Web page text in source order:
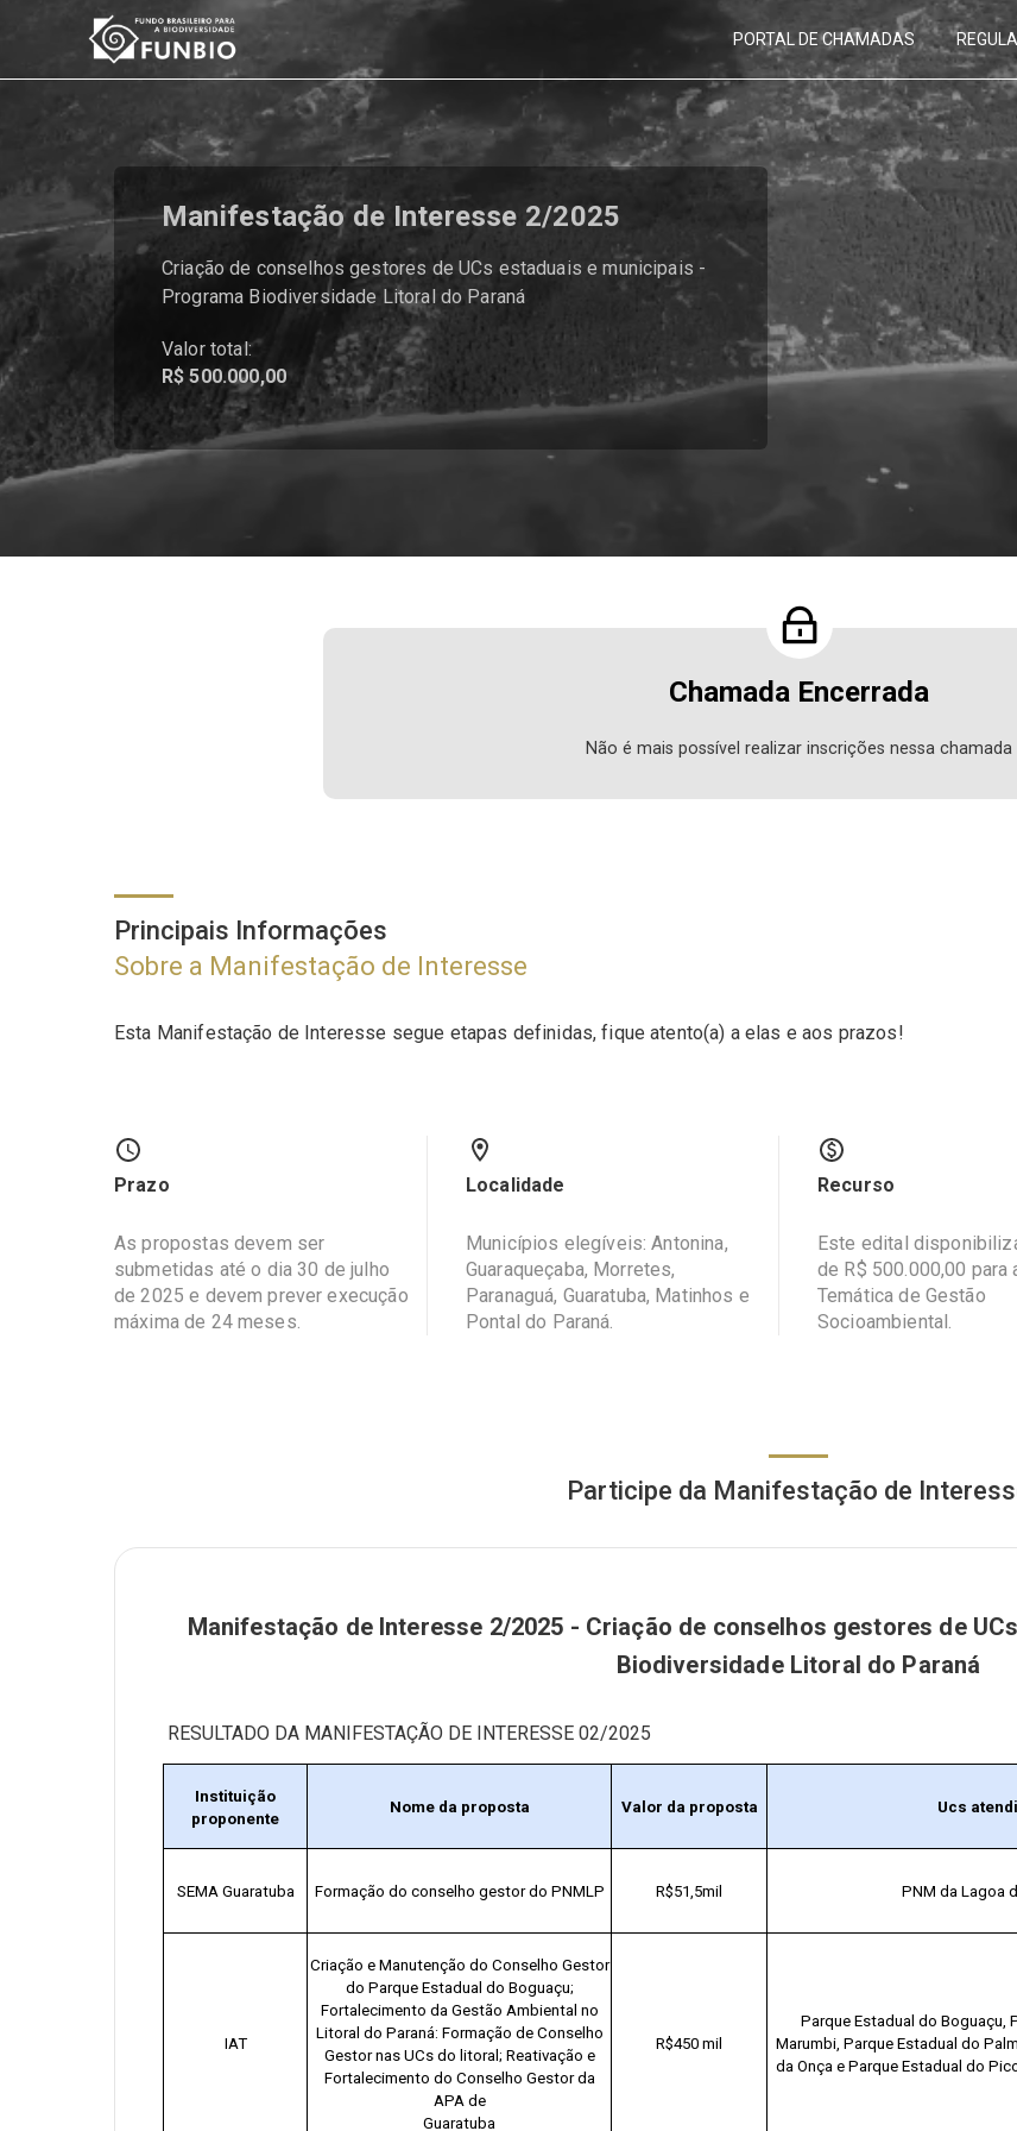
PORTAL DE CHAMADAS
Manifestação de Interesse 2/2025
Criação de conselhos gestores de UCs estaduais e municipais -
Programa Biodiversidade Litoral do Paraná
Valor total:
R$ 500.000,00
Chamada Encerrada
Não é mais possível realizar inscrições nessa chamada
Principais Informações
Sobre a Manifestação de Interesse
Esta Manifestação de Interesse segue etapas definidas, fique atento(a) a elas e aos prazos!
Prazo
As propostas devem ser
submetidas até o dia 30 de julho
de 2025 e devem prever execução
máxima de 24 meses.
Localidade
Municípios elegíveis: Antonina,
Guaraqueçaba, Morretes,
Paranaguá, Guaratuba, Matinhos e
Pontal do Paraná.
Recurso
Este edital
de R$ 500.000,00 para
Temática de Gestão
Socioambiental.
Participe da Manifestação de
Manifestação de Interesse 2/2025 - Criação de conselhos gestores de
Biodiversidade Litoral do Paraná
RESULTADO DA MANIFESTAÇÃO DE INTERESSE 02/2025
Instituição
proponente
Nome da proposta Valor da proposta Ucs
SEMA Guaratuba Formação do conselho gestor do PNMLP R$51,5mil PNM da Lagoa
IAT
Criação e Manutenção do Conselho Gestor
do Parque Estadual do Boguaçu;
Fortalecimento da Gestão Ambiental no
Litoral do Paraná: Formação de Conselho
Gestor nas UCs do litoral; Reativação e
Fortalecimento do Conselho Gestor da
APA de
Guaratuba
R$450 mil
Parque Estadual do Boguaçu,
Marumbi, Parque Estadual do
da Onça e Parque Estadual do